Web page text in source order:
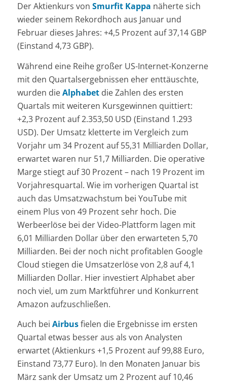
Der Aktienkurs von Smurfit Kappa näherte sich
wieder seinem Rekordhoch aus Januar und
Februar dieses Jahres: +4,5 Prozent auf 37,14 GBP
(Einstand 4,73 GBP).
Während eine Reihe großer US-Internet-Konzerne
mit den Quartalsergebnissen eher enttäuschte,
wurden dieAlphabetdie Zahlen des ersten
Quartals mit weiteren Kursgewinnen quittiert:
+2,3 Prozent auf 2.353,50 USD (Einstand 1.293
USD). Der Umsatz kletterte im Vergleich zum
Vorjahr um 34 Prozent auf 55,31 Milliarden Dollar,
erwartet waren nur 51,7 Milliarden. Die operative
Marge stiegt auf 30 Prozent – nach 19 Prozent im
Vorjahresquartal. Wie im vorherigen Quartal ist
auch das Umsatzwachstum bei YouTube mit
einem Plus von 49 Prozent sehr hoch. Die
Werbeerlöse bei der Video-Plattform lagen mit
6,01 Milliarden Dollar über den erwarteten 5,70
Milliarden. Bei der noch nicht profitablen Google
Cloud stiegen die Umsatzerlöse von 2,8 auf 4,1
Milliarden Dollar. Hier investiert Alphabet aber
noch viel, um zum Marktführer und Konkurrent
Amazon aufzuschließen.
Auch bei Airbusfielen die Ergebnisse im ersten
Quartal etwas besser aus als von Analysten
erwartet (Aktienkurs +1,5 Prozent auf 99,88 Euro,
Einstand 73,77 Euro). In den Monaten Januar bis
März sank der Umsatz um 2 Prozent auf 10,46